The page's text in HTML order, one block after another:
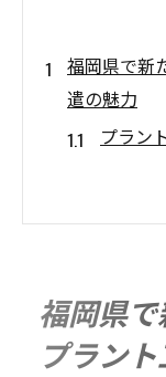
福岡県で新
遣の魅力
プラン
福岡
プラン
プラント工
福岡県
プラン